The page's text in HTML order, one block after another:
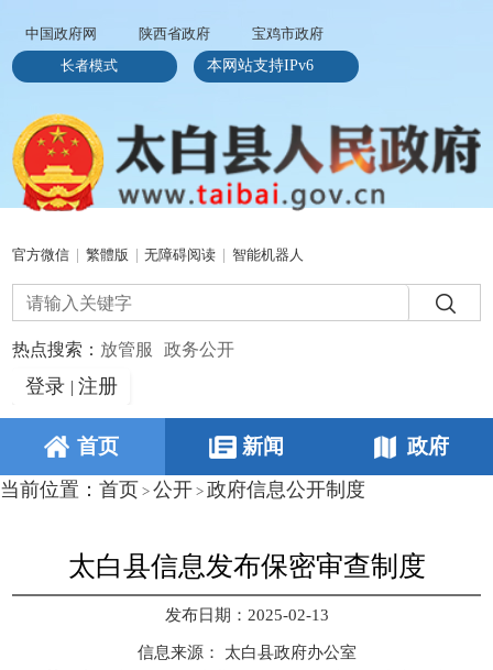
中国政府网 陕西省政府
宝鸡市政府
长者模式
本网站支持IPv6
官方微信 繁體版 无障碍阅读 智能机器人
热点搜索： 放管服 政务公开
登录 注册
首页 新闻 政府
当前位置： 首页 > 公开 > 政府信息公开制度
太白县信息发布保密审查制度
发布日期：2025-02-13
信息来源： 太白县政府办公室